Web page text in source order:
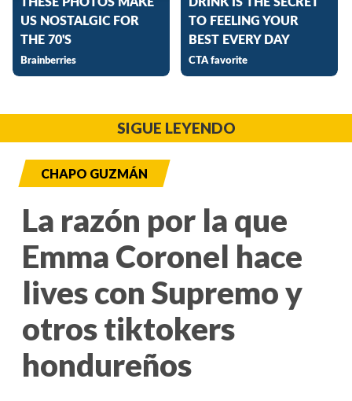
SIGUE LEYENDO
CHAPO GUZMÁN
La razón por la que
Emma Coronel hace
lives con Supremo y
otros tiktokers
hondureños